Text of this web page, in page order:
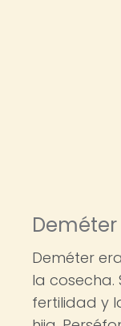
Deméter
Deméter
la cosecha.
fertilidad y